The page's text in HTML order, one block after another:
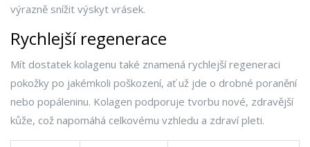
výrazně snížit výskyt vrásek.
Rychlejší regenerace
Mít dostatek kolagenu také znamená rychlejší regeneraci
pokožky po jakémkoli poškození, ať už jde o drobné poranění
nebo popáleninu. Kolagen podporuje tvorbu nové, zdravější
kůže, což napomáhá celkovému vzhledu a zdraví pleti.